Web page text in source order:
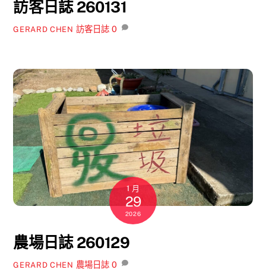
訪客日誌 260131
GERARD CHEN 訪客日誌 0
1 月
29
2026
農場日誌 260129
GERARD CHEN 農場日誌 0